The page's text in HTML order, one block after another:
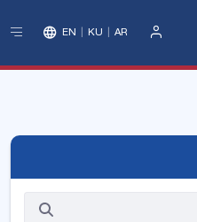
EN KU AR